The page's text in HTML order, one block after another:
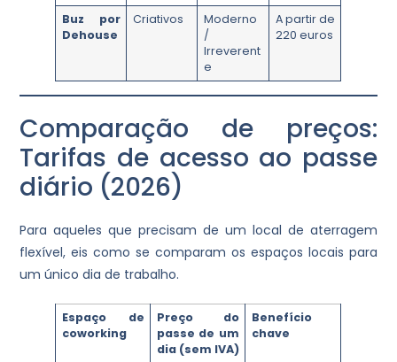
Buz por
Dehouse
Criativos
Moderno
/
Irreverent
e
A partir de
220 euros
Comparação de preços:
Tarifas de acesso ao passe
diário (2026)
Para aqueles que precisam de um local de aterragem
flexível, eis como se comparam os espaços locais para
um único dia de trabalho.
Espaço de
coworking
Preço do
passe de um
dia (sem IVA)
Benefício
chave